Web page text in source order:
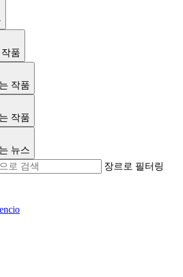
품
작품
작품
뉴스
장르로 필터링